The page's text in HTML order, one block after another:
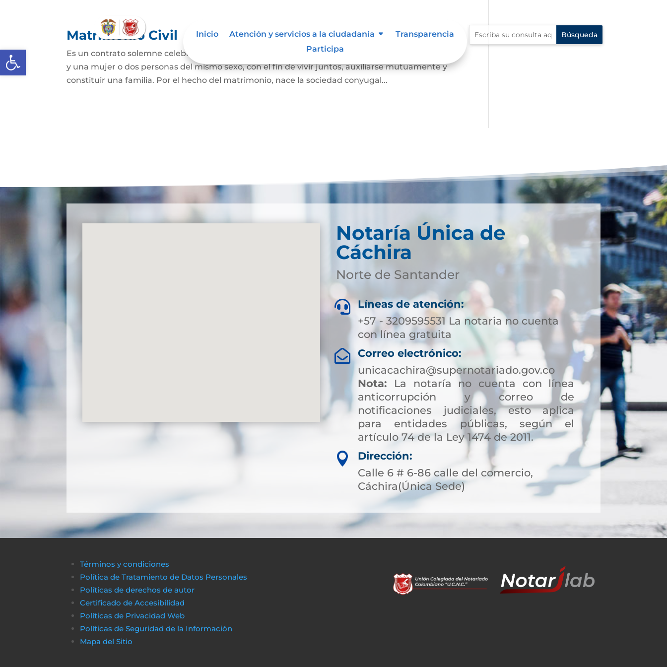
Abrir barra de herramientas
Inicio Atención y servicios a la ciudadanía
Transparencia
Participa
Matrimonio Civil
Es un contrato solemne celebrado ante juez o notario, por el cual se unen legalmente un hombre
y una mujer o dos personas del mismo sexo, con el fin de vivir juntos, auxiliarse mutuamente y
constituir una familia. Por el hecho del matrimonio, nace la sociedad conyugal...
Notaría Única de
Cáchira
Norte de Santander
 Líneas de atención:
+57 - 3209595531 La notaria no cuenta
con línea gratuita

Correo electrónico:
unicacachira@supernotariado.gov.co
Nota: La notaría no cuenta con línea
anticorrupción y correo de
notificaciones judiciales, esto aplica
para entidades públicas, según el
artículo 74 de la Ley 1474 de 2011.

Dirección:
Calle 6 # 6-86 calle del comercio,
Cáchira(Única Sede)
Términos y condiciones
Política de Tratamiento de Datos Personales
Políticas de derechos de autor
Certificado de Accesibilidad
Políticas de Privacidad Web
Políticas de Seguridad de la Información
Mapa del Sitio